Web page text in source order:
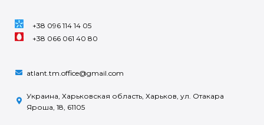
+38 096 114 14 05
+38 066 061 40 80
atlant.tm.office@gmail.com
Украина, Харьковская область, Харьков, ул. Отакара
Яроша, 18, 61105